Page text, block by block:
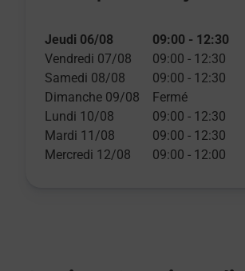
Jeudi 06/08 09:00 - 12:30
Vendredi 07/08
09:00 - 12:30
Samedi 08/08
09:00 - 12:30
Dimanche 09/08
Fermé
Lundi 10/08
09:00 - 12:30
Mardi 11/08
09:00 - 12:30
Mercredi 12/08
09:00 - 12:00